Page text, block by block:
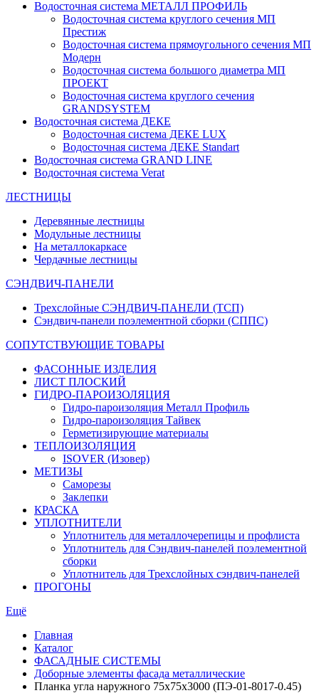
Водосточная система МЕТАЛЛ ПРОФИЛЬ
Водосточная система круглого сечения МП
Престиж
Водосточная система прямоугольного сечения МП
Модерн
Водосточная система большого диаметра МП
ПРОЕКТ
Водосточная система круглого сечения
GRANDSYSTEM
Водосточная система ДЕКЕ
Водосточная система ДЕКЕ LUX
Водосточная система ДЕКЕ Standart
Водосточная система GRAND LINE
Водосточная система Verat
ЛЕСТНИЦЫ
Деревянные лестницы
Модульные лестницы
На металлокаркасе
Чердачные лестницы
СЭНДВИЧ-ПАНЕЛИ
Трехслойные СЭНДВИЧ-ПАНЕЛИ (ТСП)
Сэндвич-панели поэлементной сборки (СППС)
СОПУТСТВУЮЩИЕ ТОВАРЫ
ФАСОННЫЕ ИЗДЕЛИЯ
ЛИСТ ПЛОСКИЙ
ГИДРО-ПАРОИЗОЛЯЦИЯ
Гидро-пароизоляция Металл Профиль
Гидро-пароизоляция Тайвек
Герметизирующие материалы
ТЕПЛОИЗОЛЯЦИЯ
ISOVER (Изовер)
МЕТИЗЫ
Саморезы
Заклепки
КРАСКА
УПЛОТНИТЕЛИ
Уплотнитель для металлочерепицы и профлиста
Уплотнитель для Сэндвич-панелей поэлементной
сборки
Уплотнитель для Трехслойных сэндвич-панелей
ПРОГОНЫ
Ещё
Главная
Каталог
ФАСАДНЫЕ СИСТЕМЫ
Доборные элементы фасада металлические
Планка угла наружного 75х75х3000 (ПЭ-01-8017-0.45)